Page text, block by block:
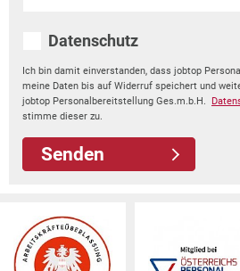
Datenschutz
Ich bin damit einverstanden, dass jobtop
meine Daten bis auf Widerruf speichert und
jobtop Personalbereitstellung Ges.m.b.H.
stimme dieser zu.
Senden